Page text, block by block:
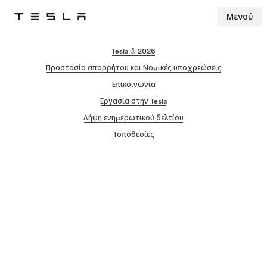
Tesla Μενού
Tesla © 2026
Προστασία απορρήτου και Νομικές υποχρεώσεις
Επικοινωνία
Εργασία στην Tesla
Λήψη ενημερωτικού δελτίου
Τοποθεσίες